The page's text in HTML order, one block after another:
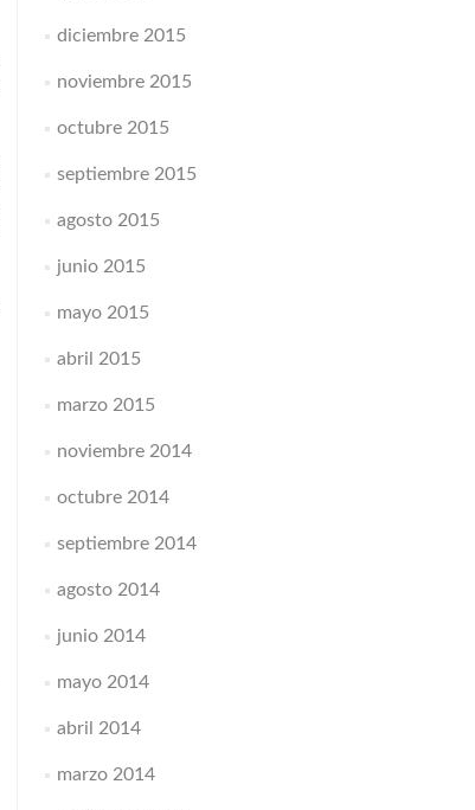
diciembre 2015
noviembre 2015
octubre 2015
septiembre 2015
agosto 2015
junio 2015
mayo 2015
abril 2015
marzo 2015
noviembre 2014
octubre 2014
septiembre 2014
agosto 2014
junio 2014
mayo 2014
abril 2014
marzo 2014